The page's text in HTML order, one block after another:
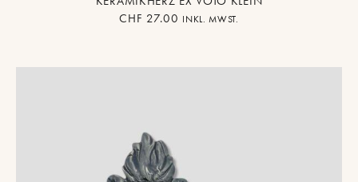
CHF 27.00 INKL. MWST.